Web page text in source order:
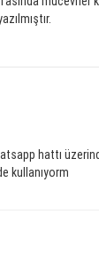
hattı
kullanıyorm